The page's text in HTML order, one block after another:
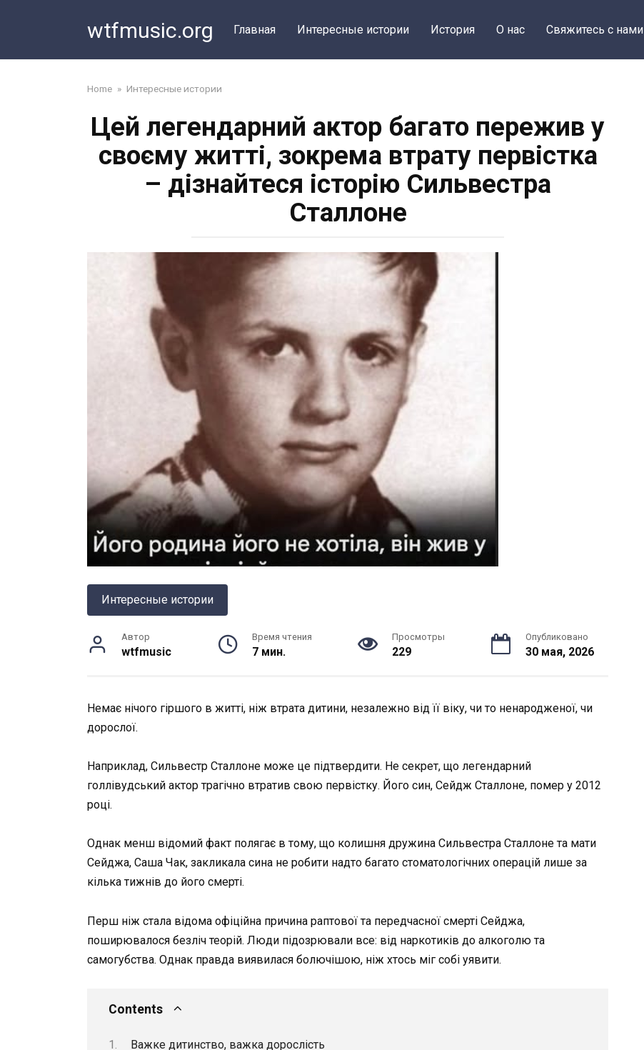
wtfmusic.org Главная Интересные истории История О нас Свяжитесь с нами
Home » Интересные истории
Цей легендарний актор багато пережив у
своєму житті, зокрема втрату первістка
– дізнайтеся історію Сильвестра
Сталлоне
Интересные истории
Автор
wtfmusic
Время чтения
7 мин.
Просмотры
229
Опубликовано
30 мая, 2026
Немає нічого гіршого в житті, ніж втрата дитини, незалежно від її віку, чи то ненародженої, чи
дорослої.
Наприклад, Сильвестр Сталлоне може це підтвердити. Не секрет, що легендарний
голлівудський актор трагічно втратив свою первістку. Його син, Сейдж Сталлоне, помер у 2012
році.
Однак менш відомий факт полягає в тому, що колишня дружина Сильвестра Сталлоне та мати
Сейджа, Саша Чак, закликала сина не робити надто багато стоматологічних операцій лише за
кілька тижнів до його смерті.
Перш ніж стала відома офіційна причина раптової та передчасної смерті Сейджа,
поширювалося безліч теорій. Люди підозрювали все: від наркотиків до алкоголю та
самогубства. Однак правда виявилася болючішою, ніж хтось міг собі уявити.
Contents
Важке дитинство, важка дорослість